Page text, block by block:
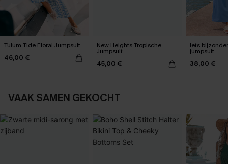
Tulum Tide Floral Jumpsuit
46,00 €
New Heights Tropische
Jumpsuit
45,00 €
Iets
jumpsuit
38,00 €
VAAK SAMEN GEKOCHT